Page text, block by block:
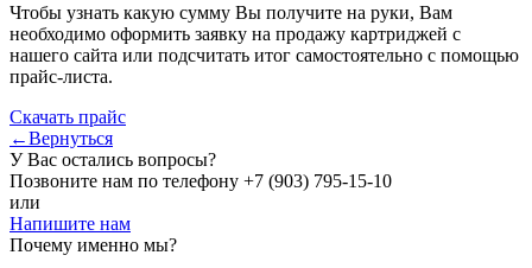
Чтобы узнать какую сумму Вы получите на руки, Вам
необходимо оформить заявку на продажу картриджей с
нашего сайта или подсчитать итог самостоятельно с помощью
прайс-листа.
Скачать прайс
←Вернуться
У Вас остались вопросы?
Позвоните нам по телефону +7 (903) 795-15-10
или
Напишите нам
Почему именно мы?